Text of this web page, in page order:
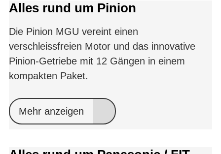
Alles rund um Pinion
Die Pinion MGU vereint einen
verschleissfreien Motor und das innovative
Pinion-Getriebe mit 12 Gängen in einem
kompakten Paket.
Mehr anzeigen